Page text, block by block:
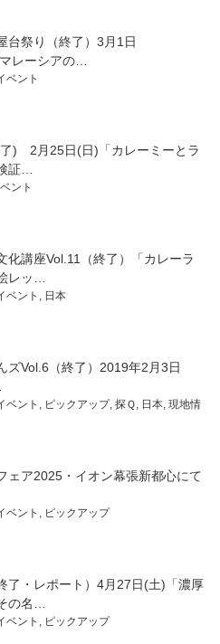
台祭り（終了）3月1日
レーシアの…
ベント
) 2月25日(日)「カレーミーとラ
証…
ント
化講座Vol.11（終了）「カレーラ
レッ…
ベント , 日本
ズVol.6（終了）2019年2月3日
ベント , ピックアップ, 探Ｑ, 日本, 現地情
ェア2025・イオン幕張新都心にて
ベント , ピックアップ
了・レポート）4月27日(土)「濃厚
の名…
ベント , ピックアップ